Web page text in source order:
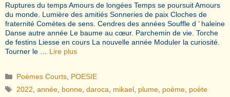
Ruptures du temps Amours de longées Temps se poursuit Amours
du monde. Lumière des amitiés Sonneries de paix Cloches de
fraternité Comètes de sens. Cendres des années Souffle d ’ haleine
Danse autre année Le baume au cœur. Parchemin de vie. Torche
de festins Liesse en cours La nouvelle année Moduler la curiosité.
Tourner le … Lire plus
Catégories
Poèmes Courts POESIE
Étiquettes
2022 ,année bonne ,daroca mikael plume poème poète